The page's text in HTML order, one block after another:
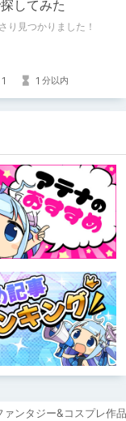
してみた
り見つかりました！
1 1 分以内
ァンタジー&コスプレ作